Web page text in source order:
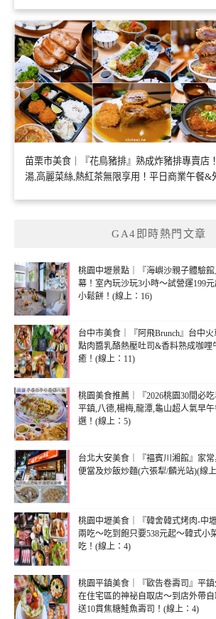
苗栗市美食｜『花鳥豬排』熟成炸豬排專賣店
湯,高麗菜絲,熱紅茶無限享用！平日商業午餐&
GA4即時熱門文章
桃園中壢景點｜『海嶼沙親子體驗
幕！室內玩沙玩3小時～試營運199
小鬆餅！(線上：16)
台中市美食｜『阿飛Brunch』台中
點肉醬乳酪熱壓吐司&香料熟成咖哩
癒！(線上：11)
桃園美食推薦｜『2026桃園30間必
平鎮,八德,楊梅,龍潭,龜山超人氣早
選！(線上：5)
台北大安美食｜『褔賓川湘館』家
便當及炒飯炒麵(六張犁/麟光站)(線
桃園中壢美食｜『韓舍韓式烤肉-中
兩吃～吃到飽只要538元起～韓式小
吃！(線上：4)
桃園平鎮美食｜『歐告卷壽司』平
在住宅區的神祕自取店～到店外帶
送10貫焦糖鮭魚壽司！(線上：4)